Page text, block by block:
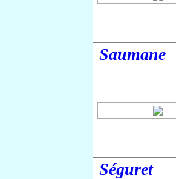
Saumane
Séguret